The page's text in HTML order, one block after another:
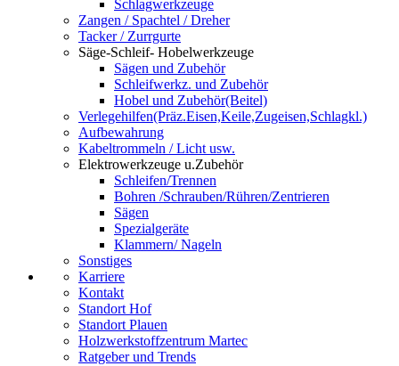
Schlagwerkzeuge
Zangen / Spachtel / Dreher
Tacker / Zurrgurte
Säge-Schleif- Hobelwerkzeuge
Sägen und Zubehör
Schleifwerkz. und Zubehör
Hobel und Zubehör(Beitel)
Verlegehilfen(Präz.Eisen,Keile,Zugeisen,Schlagkl.)
Aufbewahrung
Kabeltrommeln / Licht usw.
Elektrowerkzeuge u.Zubehör
Schleifen/Trennen
Bohren /Schrauben/Rühren/Zentrieren
Sägen
Spezialgeräte
Klammern/ Nageln
Sonstiges
Karriere
Kontakt
Standort Hof
Standort Plauen
Holzwerkstoffzentrum Martec
Ratgeber und Trends